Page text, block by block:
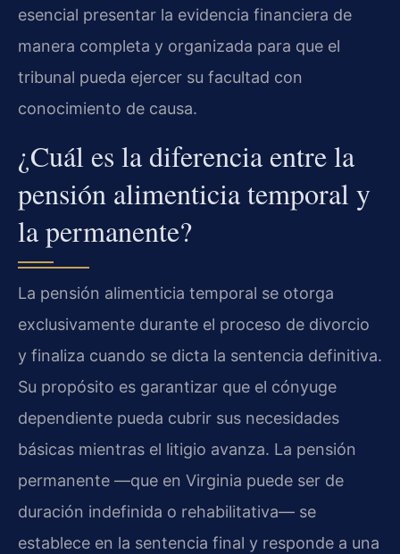
esencial presentar la evidencia financiera de
manera completa y organizada para que el
tribunal pueda ejercer su facultad con
conocimiento de causa.
¿Cuál es la diferencia entre la
pensión alimenticia temporal y
la permanente?
La pensión alimenticia temporal se otorga
exclusivamente durante el proceso de divorcio
y finaliza cuando se dicta la sentencia definitiva.
Su propósito es garantizar que el cónyuge
dependiente pueda cubrir sus necesidades
básicas mientras el litigio avanza. La pensión
permanente —que en Virginia puede ser de
duración indefinida o rehabilitativa— se
establece en la sentencia final y responde a una